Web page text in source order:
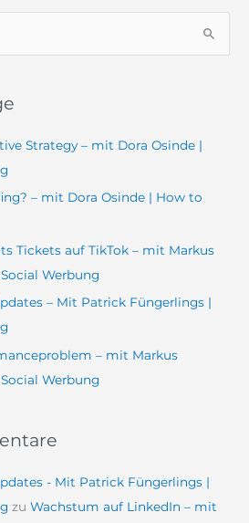
Strategy – mit Dora Osinde |
– mit Dora Osinde | How to
Tickets auf TikTok – mit Markus
Werbung
– Mit Patrick Füngerlings |
– mit Markus
Werbung
- Mit Patrick Füngerlings |
zuWachstum auf LinkedIn – mit